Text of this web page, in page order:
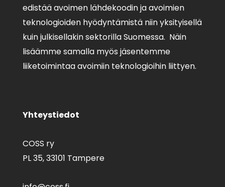
edistää avoimen lähdekoodin ja avoimien
teknologioiden hyödyntämistä niin yksityisellä
kuin julkisellakin sektorilla Suomessa. Näin
lisäämme samalla myös jäsentemme
liiketoimintaa avoimiin teknologioihin liittyen.
Yhteystiedot
COSS ry
PL 35,33101 Tampere